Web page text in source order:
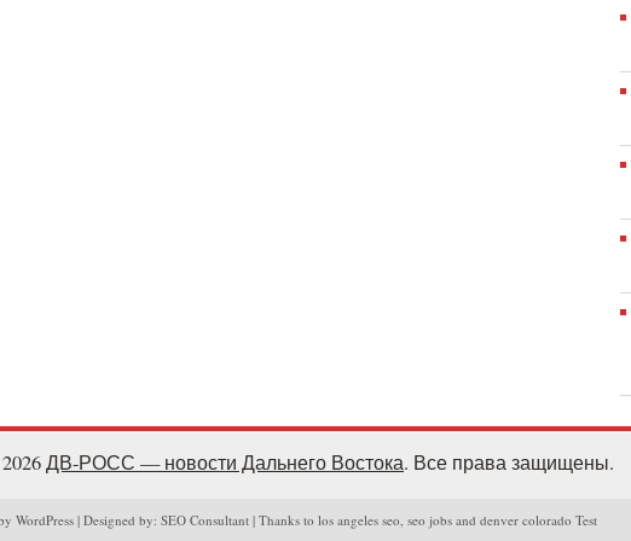
ДВ-РОСС — новости Дальнего Востока. Все права защищены.
WordPress | Designed by: SEO Consultant | Thanks to los angeles seo, seo jobs and denver colorado Test